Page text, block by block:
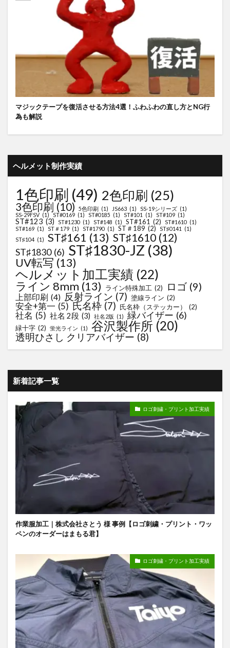
マジックテープを復活させる方法4選！ふわふわの直し方とNG行
為も解説
ヘルメット制作実績
1色印刷 (49) 2色印刷 (25)
3色印刷 (10) 5色印刷 (1) JS663 (1) SS-19シリーズ (1)
SS-29FSV (1) ST#0169 (1) ST#0185 (1) ST#101 (1) ST#109 (1)
ST#123 (3) ST#1230 (1) ST#148 (1) ST#161 (2) ST#1610 (1)
ST#169 (1) ST＃179 (1) ST#1790 (1) ST＃189 (2) ST♯0141
(1)
ST♯104 (1) ST♯161 (13) ST♯1610 (12)
ST♯1830 (6) ST♯1830-JZ (38)
UV転写 (13)
ヘルメット加工実績 (22)
ライン 8mm (13) ライン特殊加工 (2) ロゴ (9)
上部印刷 (4) 反射ライン (7) 塗線ライン (2)
安全+第一 (5) 氏名枠 (7) 氏名枠（ステッカー） (2)
社名 (5) 社名 2段 (3) 社名2版 (1) 緑バイザー (6)
緑十字 (2) 蛍光ライン (1) 谷沢製作所 (20)
透明ひさし クリアバイザー (8)
新着記事一覧
ロゴ刺繍・プリント加工実績
作業服加工｜株式会社さとう 様 事例【ロゴ刺繍・プリント・ワッ
ペンのオーダーはまもる君】
ロゴ刺繍・プリント加工実績